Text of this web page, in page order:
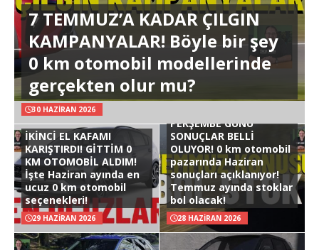
7 TEMMUZ’A KADAR ÇILGIN
KAMPANYALAR! Böyle bir şey
0 km otomobil modellerinde
gerçekten olur mu?
30 HAZIRAN 2026
İKİNCİ EL KAFAMI
KARIŞTIRDI! GİTTİM 0
KM OTOMOBİL ALDIM!
İşte Haziran ayında en
ucuz 0 km otomobil
seçenekleri!
29 HAZIRAN 2026
PERŞEMBE GÜNÜ
SONUÇLAR BELLİ
OLUYOR! 0 km otomobil
pazarında Haziran
sonuçları açıklanıyor!
Temmuz ayında stoklar
bol olacak!
28 HAZIRAN 2026